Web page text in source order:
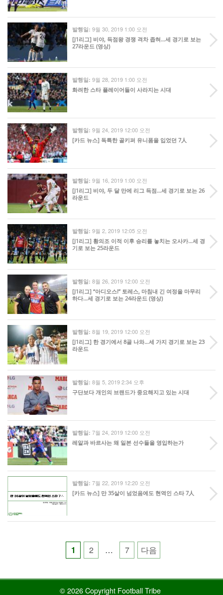
발행일: 9월 30, 2019 1:00 오전
[J1리그] 비야, 득점왕 경쟁 격차 좁혀…세 경기로 보는
27라운드 (영상)
발행일: 9월 28, 2019 1:00 오전
화려한 스타 플레이어들이 사라지는 시대
발행일: 9월 24, 2019 12:00 오전
[카드 뉴스] 독특한 골키퍼 유니폼을 입었던 7人
발행일: 9월 16, 2019 1:00 오전
[J1리그] 비야, 두 달 만에 리그 득점…세 경기로 보는 26
라운드
발행일: 9월 2, 2019 12:05 오전
[J1리그] 황의조 이적 이후 승리를 놓치는 오사카…세 경
기로 보는 25라운드
발행일: 8월 26, 2019 12:00 오전
[J1리그] “아디오스!” 토레스, 마침내 긴 여정을 마무리
하다…세 경기로 보는 24라운드 (영상)
발행일: 8월 19, 2019 12:00 오전
[J1리그] 한 경기에서 8골 나와…세 가지 경기로 보는 23
라운드
발행일: 8월 5, 2019 2:34 오후
구단보다 개인의 브랜드가 중요해지고 있는 시대
발행일: 7월 24, 2019 12:00 오전
레알과 바르사는 왜 일본 선수들을 영입하는가
발행일: 7월 22, 2019 12:20 오전
[카드 뉴스] 만 35살이 넘었음에도 현역인 스타 7人
Posts
pagination
1 2 … 7 다음
© 2026 Copyright Football Tribe